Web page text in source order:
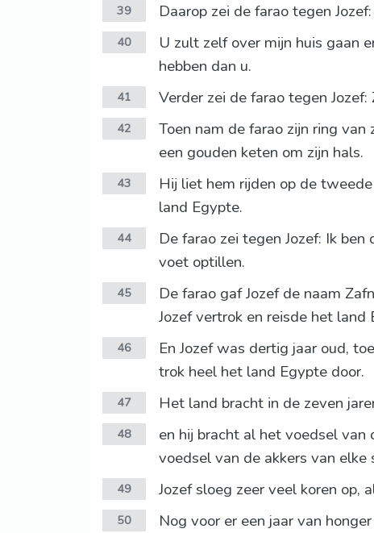
39 Daarop zei de farao tegen
40
U zult zelf over mijn huis gaan
hebben dan u.
41 Verder zei de farao tegen
42
Toen nam de farao zijn ring
een gouden keten om zijn hals.
43
Hij liet hem rijden op de
land Egypte.
44
De farao zei tegen Jozef: Ik
voet optillen.
45
De farao gaf Jozef de naam
Jozef vertrok en reisde het land
46
En Jozef was dertig jaar oud,
trok heel het land Egypte door.
47 Het land bracht in de zeven
48
en hij bracht al het voedsel
voedsel van de akkers van
49 Jozef sloeg zeer veel koren
50
Nog voor er een jaar van